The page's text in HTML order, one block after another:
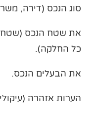
סוג הנכס (דירה,
את שטח הנכס (שטח
כל החלקה).
את הבעלים הנכס.
הערות אזהרה